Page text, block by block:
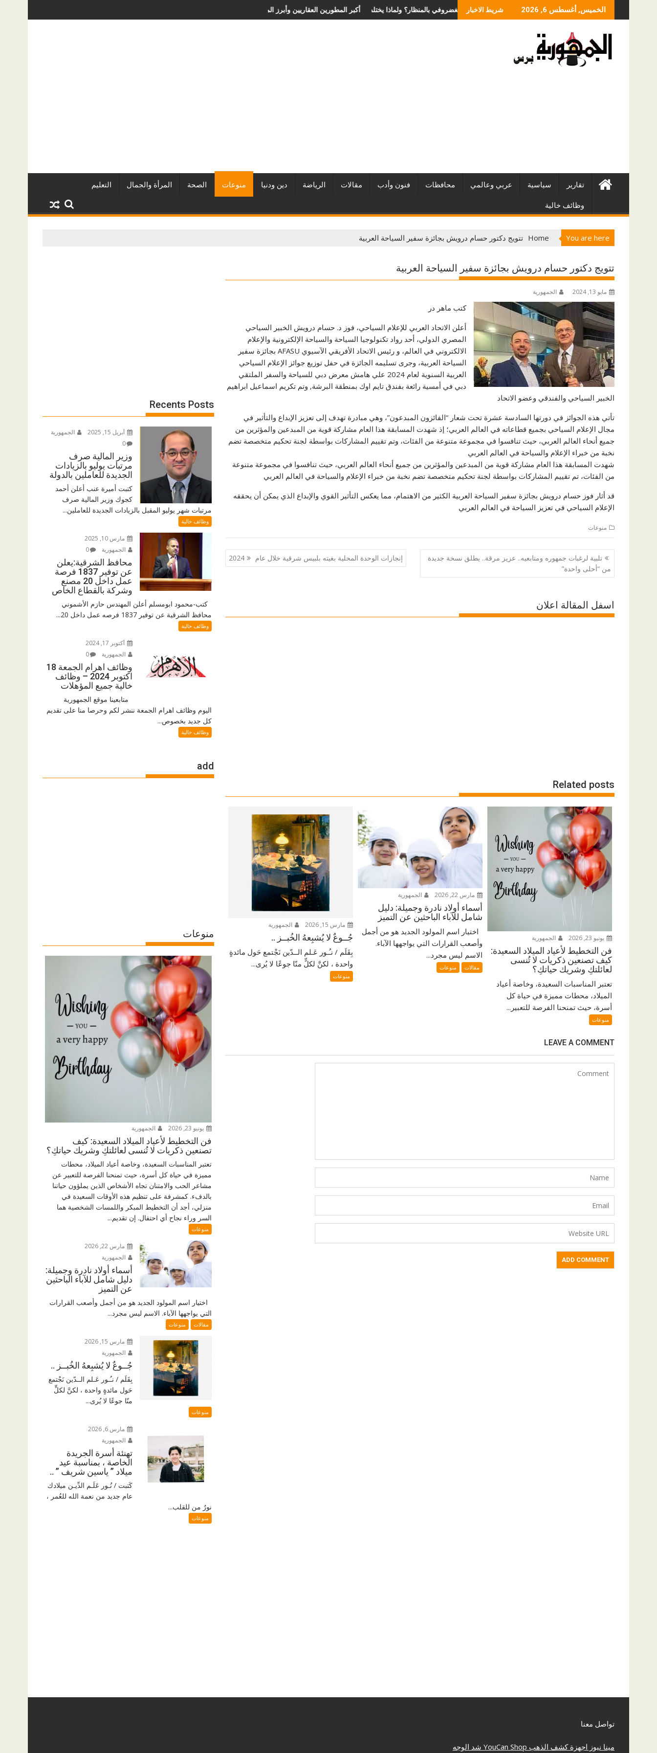
to
الخميس, أغسطس 6, 2026 شريط الاخبار أفضل شركات التطوير العقاري في مصر من URE | أكبر المطورين العقاريين وأبرز المشروعاتما الذي يحدد سعر عملية الانزلاق الغضروفي بالمنظار؟ ولماذا يختلف من مريض لآخر؟
تقارير سياسية عربي وعالمي محافظات فنون وأدب مقالات الرياضة دين ودنيا منوعات الصحة المرأة والجمال التعليم
وظائف خالية
You are here
Home تتويج دكتور حسام درويش بجائزة سفير السياحة العربية
تتويج دكتور حسام درويش بجائزة سفير السياحة العربية
مايو 13, 2024 الجمهورية
كتب ماهر در
أعلن الاتحاد العربي للإعلام السياحي، فوز د. حسام درويش الخبير السياحي
المصري الدولي، أحد رواد تكنولوجيا السياحة والسياحة الإلكترونية والإعلام
الالكتروني في العالم، و رئيس الاتحاد الأفريقي الآسيوي AFASU بجائزة سفير
السياحة العربية، وجرى تسليمه الجائزة في حفل توزيع جوائز الإعلام السياحي
العربية السنوية لعام 2024 علي هامش معرض دبي للسياحة والسفر الملتقي
دبي في أمسية رائعة بفندق تايم اوك بمنطقة البرشة, وتم تكريم اسماعيل ابراهيم
الخبير السياحي والفندقي وعضو الاتحاد
تأتي هذه الجوائز في دورتها السادسة عشرة تحت شعار “الفائزون المبدعون”، وهي مبادرة تهدف إلى تعزيز الإبداع والتأثير في
مجال الإعلام السياحي بجميع قطاعاته في العالم العربي؛ إذ شهدت المسابقة هذا العام مشاركة قوية من المبدعين والمؤثرين من
جميع أنحاء العالم العربي، حيث تنافسوا في مجموعة متنوعة من الفئات، وتم تقييم المشاركات بواسطة لجنة تحكيم متخصصة تضم
نخبة من خبراء الإعلام والسياحة في العالم العربي
شهدت المسابقة هذا العام مشاركة قوية من المبدعين والمؤثرين من جميع أنحاء العالم العربي، حيث تنافسوا في مجموعة متنوعة
من الفئات، تم تقييم المشاركات بواسطة لجنة تحكيم متخصصة تضم نخبة من خبراء الإعلام والسياحة في العالم العربي
قد أثار فوز حسام درويش بجائزة سفير السياحة العربية الكثير من الاهتمام، مما يعكس التأثير القوي والإبداع الذي يمكن أن يحققه
الإعلام السياحي في تعزيز السياحة في العالم العربي
منوعات
تصفّح
المقالات
تلبية لرغبات جمهوره ومتابعيه.. عزيز مرقة.. يطلق نسخة جديدة
من “أحلى واحدة”
إنجازات الوحدة المحلية بغيته بلبيس شرقية خلال عام 2024
اسفل المقالة اعلان
Related posts
يونيو 23, 2026 الجمهورية
فن التخطيط لأعياد الميلاد السعيدة:
كيف تصنعين ذكريات لا تُنسى
لعائلتكِ وشريك حياتكِ؟
تعتبر المناسبات السعيدة، وخاصة أعياد
الميلاد، محطات مميزة في حياة كل
أسرة، حيث تمنحنا الفرصة للتعبير...
منوعات
مارس 22, 2026 الجمهورية
أسماء أولاد نادرة وجميلة: دليل
شامل للآباء الباحثين عن التميز
اختيار اسم المولود الجديد هو من أجمل
وأصعب القرارات التي يواجهها الآباء.
الاسم ليس مجرد...
مقالات منوعات
مارس 15, 2026 الجمهورية
جُــوعٌ لا يُشبِعهُ الخُبــز ..
بِقَلَم / نـُـور عَـلم الــدّين نَجْتمع حَول مائدةٍ
واحدة ، لكنَّ لكلٍّ منّا جوعًا لا يُرى...
منوعات
LEAVE A COMMENT
Recents Posts
أبريل 15, 2025
الجمهورية
0
وزير المالية صرف
مرتبات يوليو بالزيادات
الجديدة للعاملين بالدولة
كتبت أميرة عنب أعلن أحمد
كجوك وزير المالية صرف
مرتبات شهر يوليو المقبل بالزيادات الجديدة للعاملين...
وظائف خالية
مارس 10, 2025
الجمهورية
0
محافظ الشرقية:يعلن
عن توفير 1837 فرصة
عمل داخل 20 مصنع
وشركة بالقطاع الخاص
كتب-محمود ابومسلم أعلن المهندس حازم الأشموني
محافظ الشرقية عن توفير 1837 فرصه عمل داخل 20...
وظائف خالية
أكتوبر 17, 2024
الجمهورية
0
وظائف اهرام الجمعة 18
اكتوبر 2024 – وظائف
خالية جميع المؤهلات
متابعينا موقع الجمهورية
اليوم وظائف اهرام الجمعة ننشر لكم وحرصا منا على تقديم
كل جديد بخصوص...
وظائف خالية
add
منوعات
يونيو 23, 2026 الجمهورية
فن التخطيط لأعياد الميلاد السعيدة: كيف
تصنعين ذكريات لا تُنسى لعائلتكِ وشريك حياتكِ؟
تعتبر المناسبات السعيدة، وخاصة أعياد الميلاد، محطات
مميزة في حياة كل أسرة، حيث تمنحنا الفرصة للتعبير عن
مشاعر الحب والامتنان تجاه الأشخاص الذين يملؤون حياتنا
بالدفء. كمشرفة على تنظيم هذه الأوقات السعيدة في
منزلي، أجد أن التخطيط المبكر واللمسات الشخصية هما
السر وراء نجاح أي احتفال. إن تقديم...
منوعات
مارس 22, 2026
الجمهورية
أسماء أولاد نادرة وجميلة:
دليل شامل للآباء الباحثين
عن التميز
اختيار اسم المولود الجديد هو من أجمل وأصعب القرارات
التي يواجهها الآباء. الاسم ليس مجرد...
مقالات منوعات
مارس 15, 2026
الجمهورية
جُــوعٌ لا يُشبِعهُ الخُبــز ..
بِقَلَم / نـُـور عَـلم الــدّين نَجْتمع
حَول مائدةٍ واحدة ، لكنَّ لكلٍّ
منّا جوعًا لا يُرى...
منوعات
مارس 6, 2026
الجمهورية
تهنئة أسرة الجريدة
الخاصة ، بمناسبة عيد
ميلاد ” ياسين شريف ” ..
كَتبت / نُـور عَلَـم الدِّيـن ميلادك
عام جديد من نعمة الله للعُمر ،
نورٌ من للقلب...
منوعات
تواصل معنا
مينا نيوز اجهزة كشف الذهب YouCan Shop شد الوجه